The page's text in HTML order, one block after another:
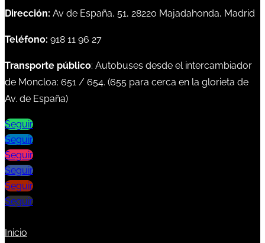
Dirección: Av de España, 51, 28220 Majadahonda, Madrid
Teléfono: 918 11 96 27
Transporte público: Autobuses desde el intercambiador
de Moncloa: 651 / 654. (655 para cerca en la glorieta de
Av. de España)
Seguir
Seguir
Seguir
Seguir
Seguir
Seguir
Inicio